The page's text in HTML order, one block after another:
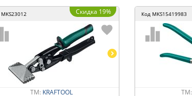
MKS23012 Скидка 19%
ТМ: KRAFTOOL
Код MKS15419983
ТМ: